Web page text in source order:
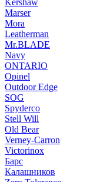
Kershaw
Marser
Mora
Leatherman
Mr.BLADE
Navy
ONTARIO
Opinel
Outdoor Edge
SOG
Spyderco
Stell Will
Old Bear
Verney-Carron
Victorinox
Барс
Калашников